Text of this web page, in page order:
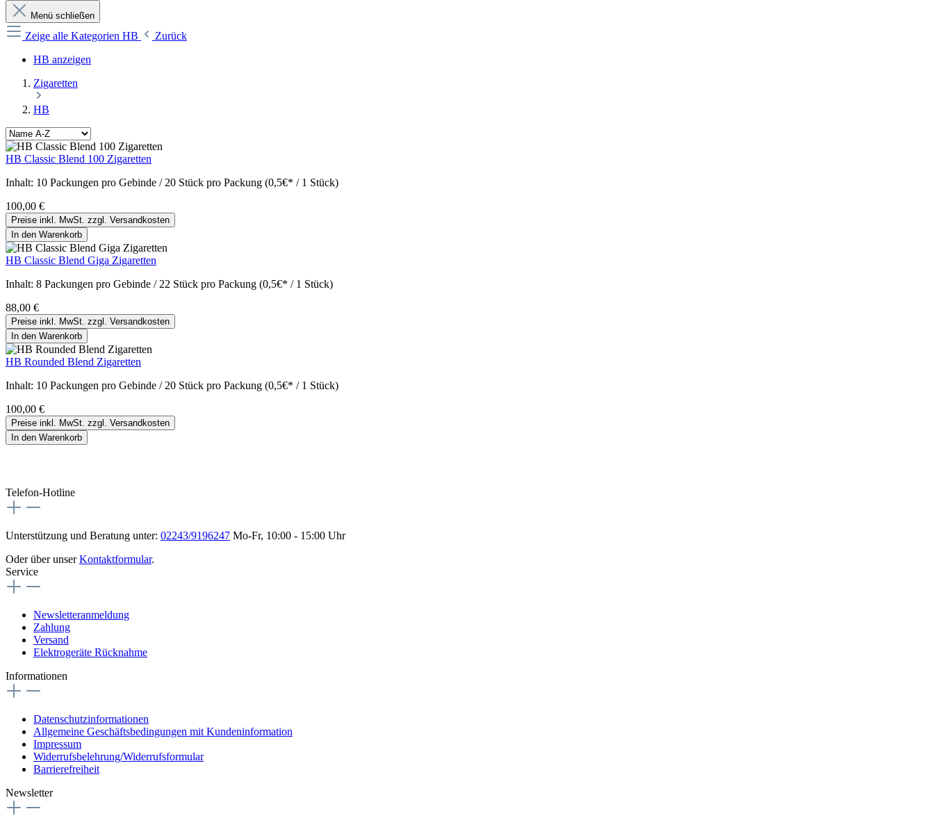
Menü schließen
Zeige alle Kategorien HB
Zurück
HB anzeigen
Zigaretten
HB
HB Classic Blend 100 Zigaretten
Inhalt: 10 Packungen pro Gebinde / 20 Stück pro Packung (0,5€* / 1 Stück)
100,00 €
Preise inkl. MwSt. zzgl. Versandkosten
In den Warenkorb
HB Classic Blend Giga Zigaretten
Inhalt: 8 Packungen pro Gebinde / 22 Stück pro Packung (0,5€* / 1 Stück)
88,00 €
Preise inkl. MwSt. zzgl. Versandkosten
In den Warenkorb
HB Rounded Blend Zigaretten
Inhalt: 10 Packungen pro Gebinde / 20 Stück pro Packung (0,5€* / 1 Stück)
100,00 €
Preise inkl. MwSt. zzgl. Versandkosten
In den Warenkorb
Telefon-Hotline
Unterstützung und Beratung unter: 02243/9196247 Mo-Fr, 10:00 - 15:00 Uhr
Oder über unserKontaktformular.
Service
Newsletteranmeldung
Zahlung
Versand
Elektrogeräte Rücknahme
Informationen
Datenschutzinformationen
Allgemeine Geschäftsbedingungen mit Kundeninformation
Impressum
Widerrufsbelehrung/Widerrufsformular
Barrierefreiheit
Newsletter